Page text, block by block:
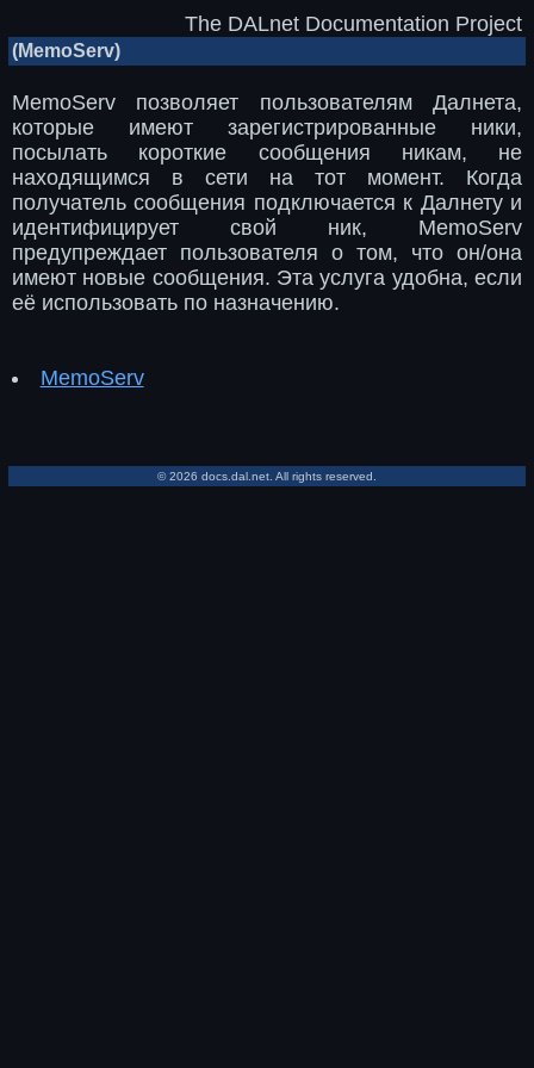
The DALnet Documentation Project
(MemoServ)
MemoServ позволяет пользователям Далнета,
которые имеют зарегистрированные ники,
посылать короткие сообщения никам, не
находящимся в сети на тот момент. Когда
получатель сообщения подключается к Далнету и
идентифицирует свой ник, MemoServ
предупреждает пользователя о том, что он/она
имеют новые сообщения. Эта услуга удобна, если
её использовать по назначению.
MemoServ
© 2026 docs.dal.net. All rights reserved.